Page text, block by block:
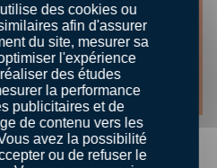
0
des cookies ou
afin d'assurer
du site, mesurer sa
l'expérience
des études
la performance
publicitaires et de
de contenu vers les
avez la possibilité
ou de refuser le